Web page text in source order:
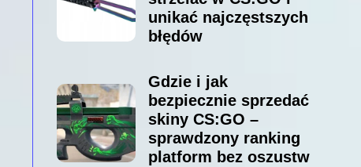
unikać najczęstszych
błędów
Gdzie i jak
bezpiecznie sprzedać
skiny CS:GO –
sprawdzony ranking
platform bez oszustw